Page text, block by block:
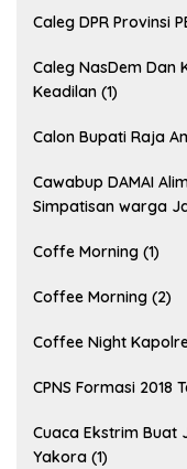
Caleg DPR Provinsi
Caleg NasDem Dan
Keadilan (1)
Calon Bupati Raja
Cawabup DAMAI
Simpatisan warga
Coffe Morning (1)
Coffee Morning (2)
Coffee Night
CPNS Formasi 2018
Cuaca Ekstrim Buat
Yakora (1)